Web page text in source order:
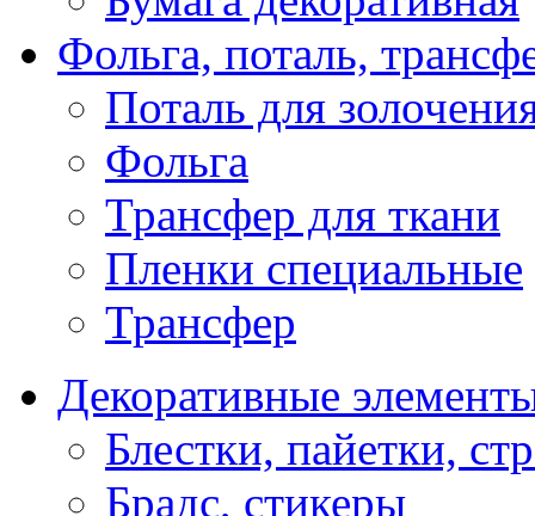
Фольга, поталь,
Поталь для
Фольга
Трансфер для ткани
Пленки специальные
Трансфер
Декоративные
Блестки, пайетки,
Брадс, стикеры